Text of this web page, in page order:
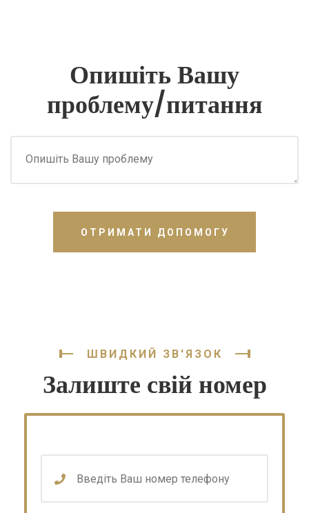
Опишіть Вашу
проблему/питання
ОТРИМАТИ ДОПОМОГУ
ШВИДКИЙ ЗВ'ЯЗОК
Залиште свій номер